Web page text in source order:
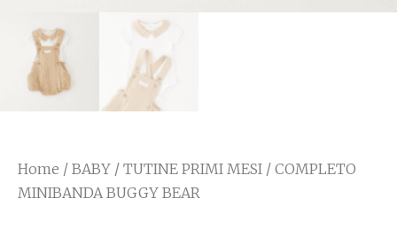
Home / BABY / TUTINE PRIMI MESI / COMPLETO
MINIBANDA BUGGY BEAR